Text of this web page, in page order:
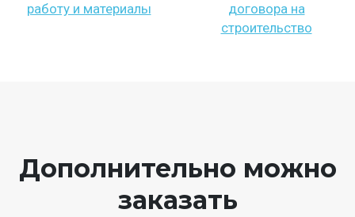
работу и материалы
договора на
строительство
Дополнительно можно
заказать